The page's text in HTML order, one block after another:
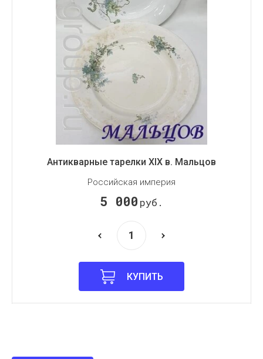
Антикварные тарелки XIX в. Мальцов
Российская империя
5 000 руб.
КУПИТЬ